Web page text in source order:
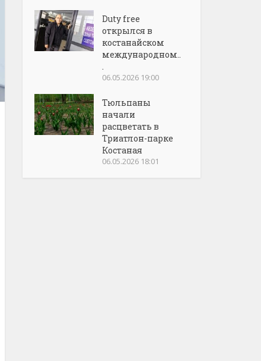
Duty free
открылся в
костанайском
международном..
.
06.05.2026 19:00
Тюльпаны
начали
расцветать в
Триатлон-парке
Костаная
06.05.2026 18:01